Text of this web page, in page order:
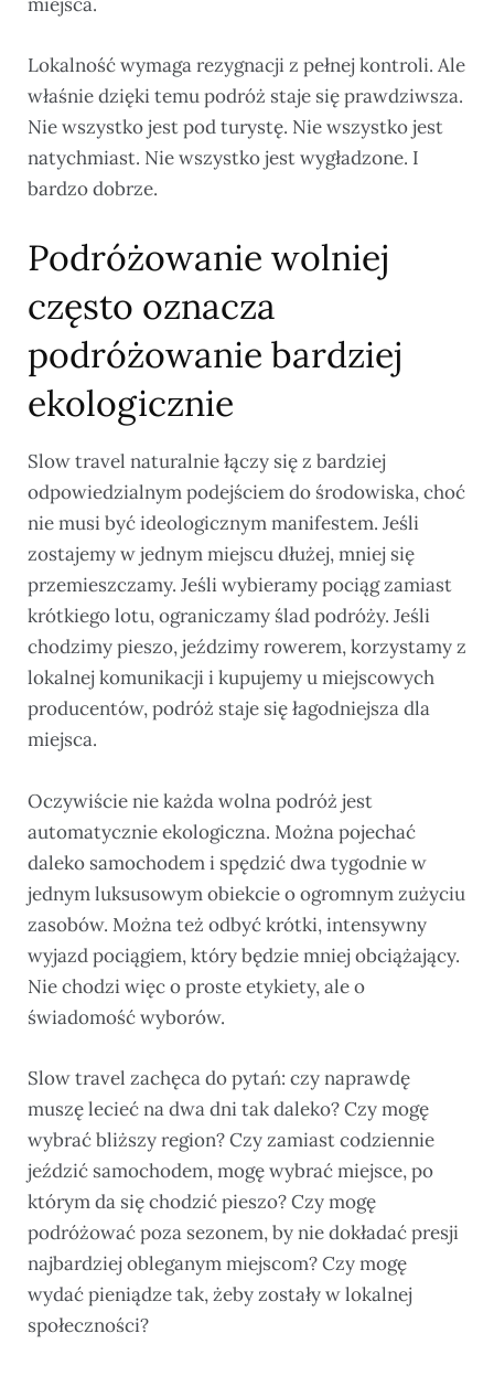
Lokalność wymaga rezygnacji z pełnej kontroli. Ale
właśnie dzięki temu podróż staje się prawdziwsza.
Nie wszystko jest pod turystę. Nie wszystko jest
natychmiast. Nie wszystko jest wygładzone. I
bardzo dobrze.
Podróżowanie wolniej
często oznacza
podróżowanie bardziej
ekologicznie
Slow travel naturalnie łączy się z bardziej
odpowiedzialnym podejściem do środowiska, choć
nie musi być ideologicznym manifestem. Jeśli
zostajemy w jednym miejscu dłużej, mniej się
przemieszczamy. Jeśli wybieramy pociąg zamiast
krótkiego lotu, ograniczamy ślad podróży. Jeśli
chodzimy pieszo, jeździmy rowerem, korzystamy z
lokalnej komunikacji i kupujemy u miejscowych
producentów, podróż staje się łagodniejsza dla
miejsca.
Oczywiście nie każda wolna podróż jest
automatycznie ekologiczna. Można pojechać
daleko samochodem i spędzić dwa tygodnie w
jednym luksusowym obiekcie o ogromnym zużyciu
zasobów. Można też odbyć krótki, intensywny
wyjazd pociągiem, który będzie mniej obciążający.
Nie chodzi więc o proste etykiety, ale o
świadomość wyborów.
Slow travel zachęca do pytań: czy naprawdę
muszę lecieć na dwa dni tak daleko? Czy mogę
wybrać bliższy region? Czy zamiast codziennie
jeździć samochodem, mogę wybrać miejsce, po
którym da się chodzić pieszo? Czy mogę
podróżować poza sezonem, by nie dokładać presji
najbardziej obleganym miejscom? Czy mogę
wydać pieniądze tak, żeby zostały w lokalnej
społeczności?